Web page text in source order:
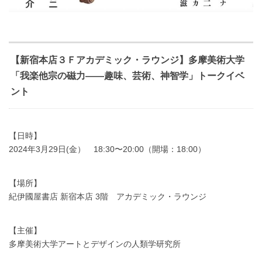
【新宿本店３Ｆアカデミック・ラウンジ】多摩美術大学
「我楽他宗の磁力――趣味、芸術、神智学」トークイベ
ント
【日時】
2024年3月29日(金） 18:30〜20:00（開場：18:00）
【場所】
紀伊國屋書店 新宿本店 3階 アカデミック・ラウンジ
【主催】
多摩美術大学アートとデザインの人類学研究所